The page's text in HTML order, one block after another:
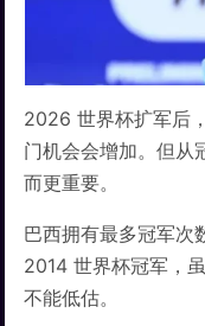
2026 世界杯扩军后
门机会会增加。但从
而更重要。
巴西拥有最多冠军次
2014 世界杯冠军，
不能低估。